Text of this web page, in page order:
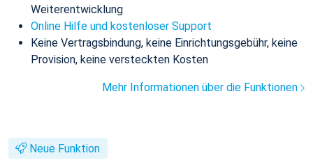
Weiterentwicklung
Online Hilfe und kostenloser Support
Keine Vertragsbindung, keine Einrichtungsgebühr, keine
Provision, keine versteckten Kosten
Mehr Informationen über die Funktionen
Neue Funktion